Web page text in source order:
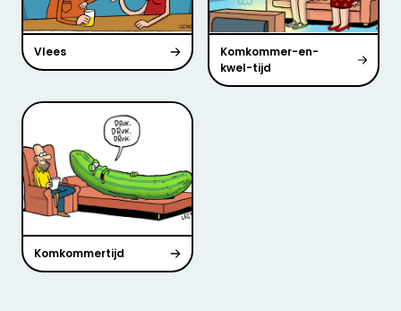
Vlees
Komkommer-en-
kwel-tijd
Komkommertijd